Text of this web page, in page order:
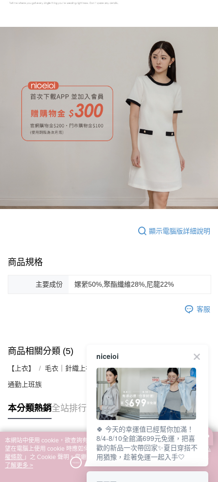
顯示電腦版詳細說明
商品規格
主要成份 嫘縈50%,聚酯纖維28%,尼龍22%
客服
商品相關分類 (5)
【上衣】 毛衣｜針織上衣
通勤上班族
本分類熱銷全站排行
熱門標籤
本網站中使用 cookie，欲查詢有關本網站使用 cookie 方式之詳情，及若您不希
望在電腦上使用 cookie 時應如何變更電腦的 cookie 設定，請參閱本網站「
隱私
權條款 」之 Cookie 聲明。您繼續使用本網站即表示您同意本公司得按本網站使
用條款之 Cookie 聲明使用 cookie。
了解更多 >
niceioi
🍀 今天的幸運值已經幫你加滿！
8/4-8/10全館滿699元免運，把喜
歡的新品一次帶回家✨夏日穿搭不
用猶豫，趁著免運一起入手🤍